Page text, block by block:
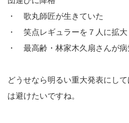
・ 歌丸師匠が生きていた
・ 笑点レギュラーを７人に拡大
・ 最高齢・林家木久扇さんが病
どうせなら明るい重大発表にし
は避けたいですね。